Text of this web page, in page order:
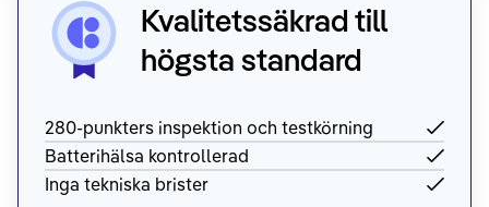
Kvalitetssäkrad till
högsta standard
280-punkters inspektion och testkörning
Batterihälsa kontrollerad
Inga tekniska brister